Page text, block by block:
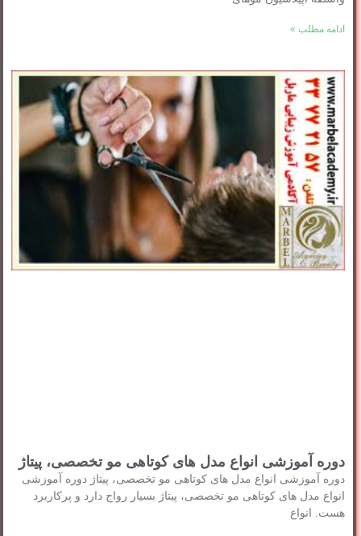
ادامه مطلب »
دوره آموزشی انواع مدل های کوتاهی مو تخصصی، پیتاژ
دوره آموزشی انواع مدل های کوتاهی مو تخصصی، پیتاژ دوره آموزشی
انواع مدل های کوتاهی مو تخصصی، پیتاژ بسیار رواج دارد و پرکاربرد
هست. انواع